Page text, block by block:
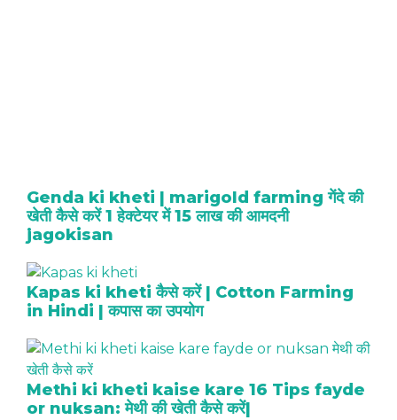
Genda ki kheti | marigold farming गेंदे की
खेती कैसे करें 1 हेक्टेयर में 15 लाख की आमदनी
jagokisan
Kapas ki kheti कैसे करें | Cotton Farming
in Hindi | कपास का उपयोग
Methi ki kheti kaise kare 16 Tips fayde
or nuksan: मेथी की खेती कैसे करें|